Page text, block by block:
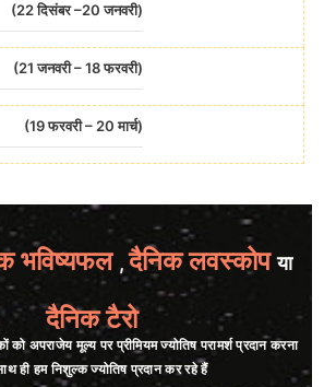
(22 दिसंबर –20 जनवरी)
(21 जनवरी – 18 फरवरी)
(19 फरवरी – 20 मार्च)
भविष्यफल ,दैनिक लवस्कोपया
दैनिक टैरो
को अपराजेय मूल्य पर प्रीमियम ज्योतिष परामर्श प्रदान करना
ही हम निशुल्क ज्योतिष प्रदान कर रहे हैं